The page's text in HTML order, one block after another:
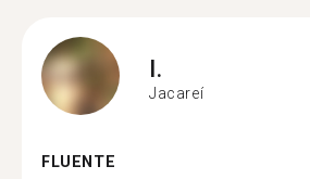
I.
Jacareí
FLUENTE